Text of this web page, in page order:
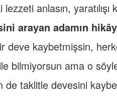
lezzeti anlasın,
arayan adamın
deve kaybetmişsin,
bilmiyorsun ama o
de taklitle devesini